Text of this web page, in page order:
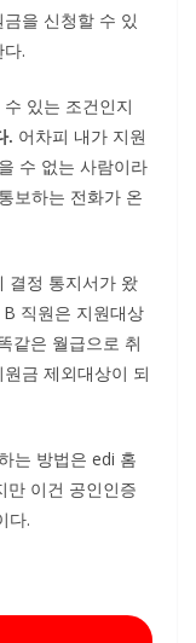
을 신청할 수 있
.
있는 조건인지
. 어차피 내가 지원
수 없는 사람이라
보하는 전화가 온
결정 통지서가 왔
직원은 지원대상
같은 월급으로 취
금 제외대상이 되
는 방법은 edi 홈
만 이건 공인인증
다.